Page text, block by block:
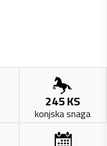
245KS
konjska snaga